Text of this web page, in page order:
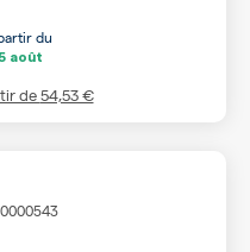
du
août
de54,53 €